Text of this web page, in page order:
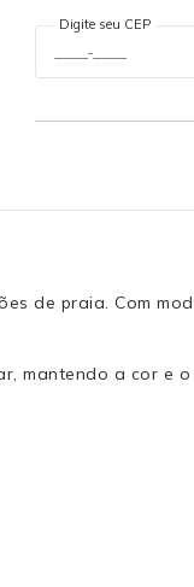
Digite seu CEP
de praia. Com
mantendo a cor e